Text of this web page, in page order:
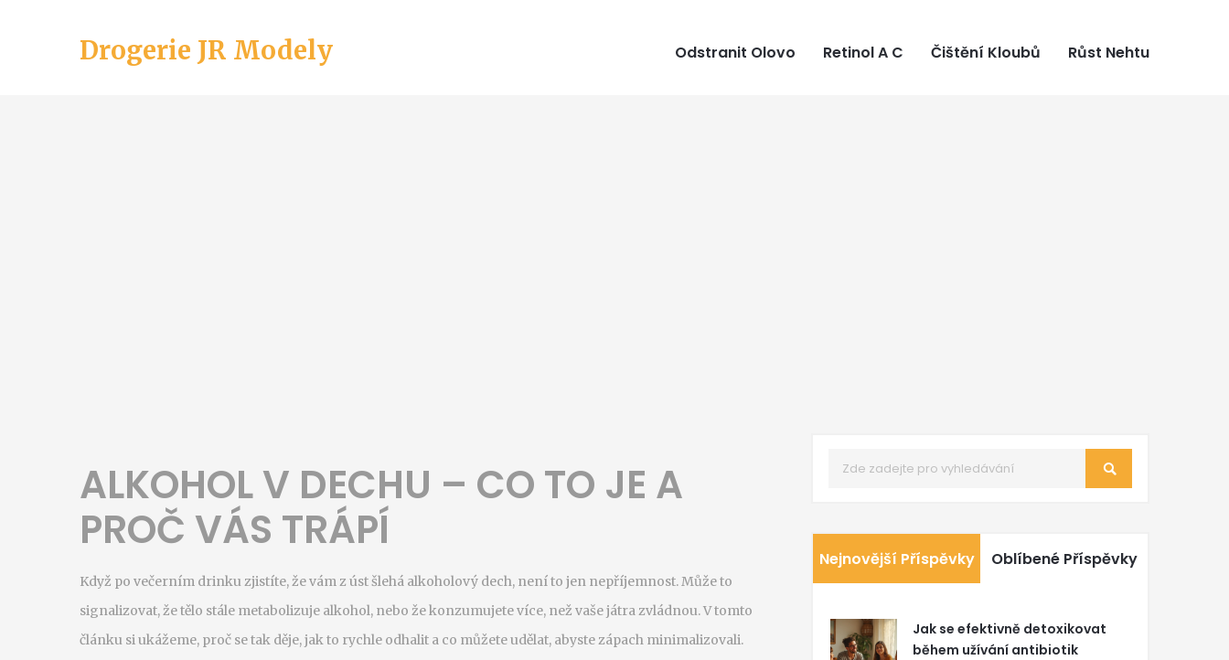
Drogerie JR Modely Odstranit Olovo Retinol A C Čištění Kloubů Růst Nehtu
ALKOHOL V DECHU – CO TO JE A
PROČ VÁS TRÁPÍ
Když po večerním drinku zjistíte, že vám z úst šlehá alkoholový dech, není to jen nepříjemnost. Může to
signalizovat, že tělo stále metabolizuje alkohol, nebo že konzumujete více, než vaše játra zvládnou. V tomto
článku si ukážeme, proč se tak děje, jak to rychle odhalit a co můžete udělat, abyste zápach minimalizovali.
Nejnovější Příspěvky Oblíbené Příspěvky
Jak se efektivně detoxikovat
během užívání antibiotik